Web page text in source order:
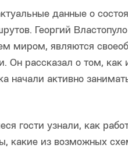
данные о
Георгий Властопуло
миром, являются
Он рассказал о том, как
начали активно
гости узнали, как
какие из возможных